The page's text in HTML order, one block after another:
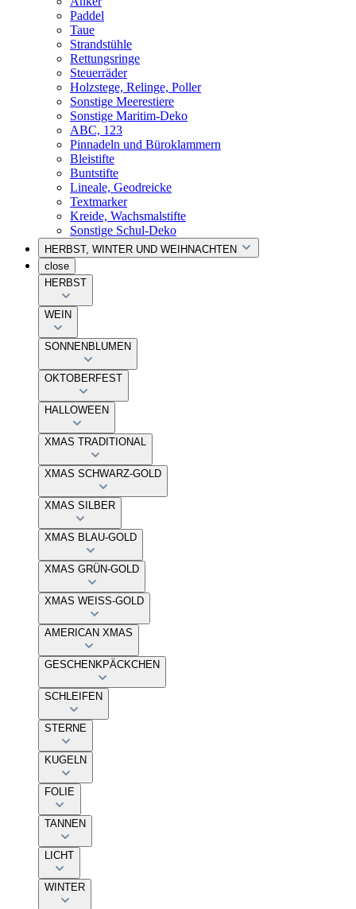
Paddel
Taue
Strandstühle
Rettungsringe
Steuerräder
Holzstege, Relinge, Poller
Sonstige Meerestiere
Sonstige Maritim-Deko
ABC, 123
Pinnadeln und Büroklammern
Bleistifte
Buntstifte
Lineale, Geodreicke
Textmarker
Kreide, Wachsmalstifte
Sonstige Schul-Deko
HERBST, WINTER UND WEIHNACHTEN
close
HERBST
WEIN
SONNENBLUMEN
OKTOBERFEST
HALLOWEEN
XMAS TRADITIONAL
XMAS SCHWARZ-GOLD
XMAS SILBER
XMAS BLAU-GOLD
XMAS GRÜN-GOLD
XMAS WEISS-GOLD
AMERICAN XMAS
GESCHENKPÄCKCHEN
SCHLEIFEN
STERNE
KUGELN
FOLIE
TANNEN
LICHT
WINTER